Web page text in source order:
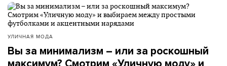
УЛИЧНАЯ МОДА
Вы за минимализм – или за роскошный